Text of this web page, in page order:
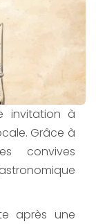
invitation à
Grâce à
convives
après une